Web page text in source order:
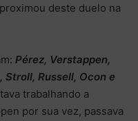
deste duelo na
Pérez, Verstappen,
Stroll, Russell, Ocon e
trabalhando a
por sua vez, passava